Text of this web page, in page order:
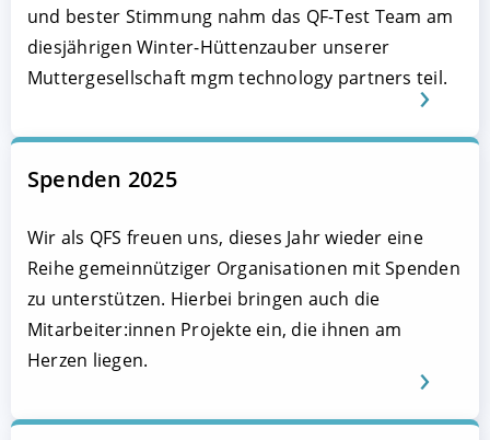
und bester Stimmung nahm das QF-Test Team am
diesjährigen Winter-Hüttenzauber unserer
Muttergesellschaft mgm technology partners teil.
Spenden 2025
Wir als QFS freuen uns, dieses Jahr wieder eine
Reihe gemeinnütziger Organisationen mit Spenden
zu unterstützen. Hierbei bringen auch die
Mitarbeiter:innen Projekte ein, die ihnen am
Herzen liegen.